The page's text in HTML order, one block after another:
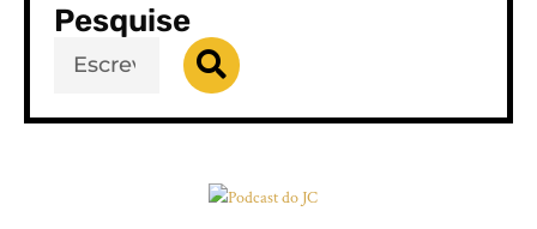
Pesquise